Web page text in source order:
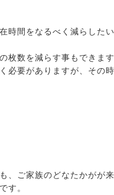
時間をなるべく減らした
枚数を減らす事もできま
必要がありますが、その
、ご家族のどなたかがが
す。